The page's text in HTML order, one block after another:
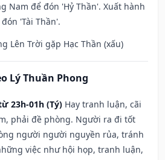
Nam để đón 'Hỷ Thần'. Xuất hành
'Tài Thần'.
Lên Trời gặp Hạc Thần (xấu)
Lý Thuần Phong
23h-01h (Tý) Hay tranh luận, cãi
phải đề phòng. Người ra đi tốt
người người nguyền rủa, tránh
việc như hội họp, tranh luận,